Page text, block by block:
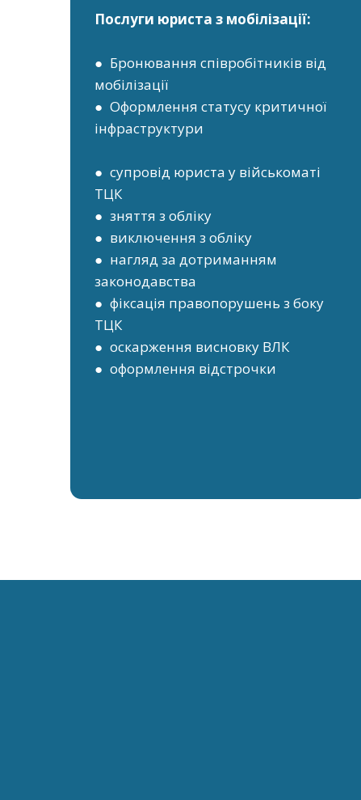
Послуги юриста з мобілізації:
● Бронювання співробітників від
мобілізації
● Оформлення статусу критичної
інфраструктури
● супровід юриста у військоматі
ТЦК
● зняття з обліку
● виключення з обліку
● нагляд за дотриманням
законодавства
● фіксація правопорушень з боку
ТЦК
● оскарження висновку ВЛК
● оформлення відстрочки